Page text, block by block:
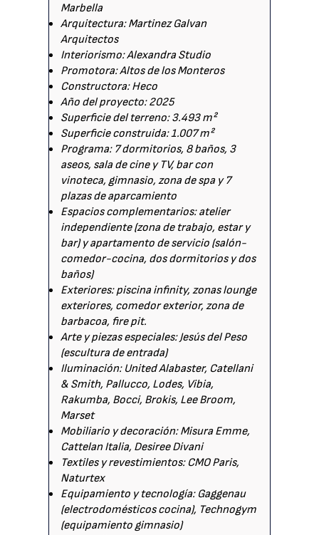
Marbella
Arquitectura: Martinez Galvan
Arquitectos
Interiorismo: Alexandra Studio
Promotora: Altos de los Monteros
Constructora: Heco
Año del proyecto: 2025
Superficie del terreno: 3.493 m²
Superficie construida: 1.007 m²
Programa: 7 dormitorios, 8 baños, 3
aseos, sala de cine y TV, bar con
vinoteca, gimnasio, zona de spa y 7
plazas de aparcamiento
Espacios complementarios: atelier
independiente (zona de trabajo, estar y
bar) y apartamento de servicio (salón-
comedor-cocina, dos dormitorios y dos
baños)
Exteriores: piscina infinity, zonas lounge
exteriores, comedor exterior, zona de
barbacoa, fire pit.
Arte y piezas especiales: Jesús del Peso
(escultura de entrada)
Iluminación: United Alabaster, Catellani
& Smith, Pallucco, Lodes, Vibia,
Rakumba, Bocci, Brokis, Lee Broom,
Marset
Mobiliario y decoración: Misura Emme,
Cattelan Italia, Desiree Divani
Textiles y revestimientos: CMO Paris,
Naturtex
Equipamiento y tecnología: Gaggenau
(electrodomésticos cocina), Technogym
(equipamiento gimnasio)